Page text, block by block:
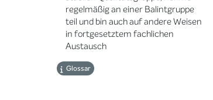
regelmäßig an einer Balintgruppe
teil und bin auch auf andere Weisen
in fortgesetztem fachlichen
Austausch
Glossar